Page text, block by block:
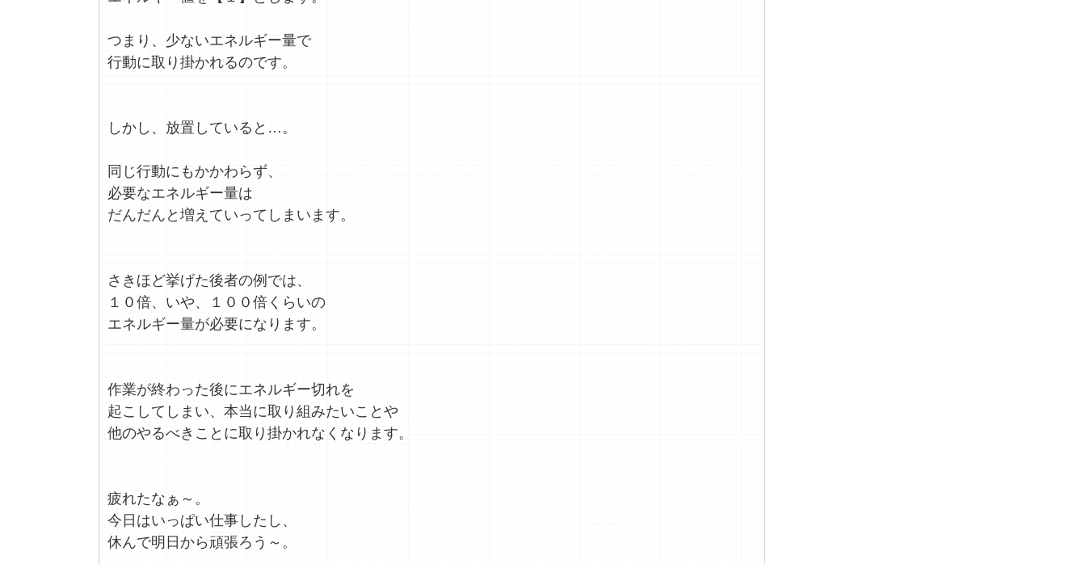
つまり、少ないエネルギー量で
行動に取り掛かれるのです。
しかし、放置していると…。
同じ行動にもかかわらず、
必要なエネルギー量は
だんだんと増えていってしまいます。
さきほど挙げた後者の例では、
１０倍、いや、１００倍くらいの
エネルギー量が必要になります。
作業が終わった後にエネルギー切れを
起こしてしまい、本当に取り組みたいことや
他のやるべきことに取り掛かれなくなります。
疲れたなぁ～。
今日はいっぱい仕事したし、
休んで明日から頑張ろう～。